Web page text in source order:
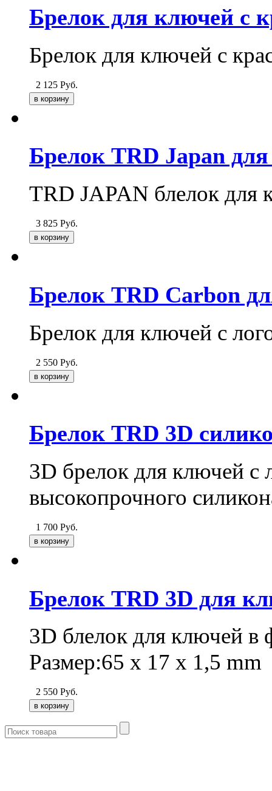
Брелок для ключей с
Брелок для ключей с
2 125 Руб.
Брелок TRD Japan
TRD JAPAN блелок для
3 825 Руб.
Брелок TRD Carbon
Брелок для ключей с
2 550 Руб.
Брелок TRD 3D
3D брелок для ключей с
высокопрочного
1 700 Руб.
Брелок TRD 3D для
3D блелок для ключей
Размер:65 x 17 x 1,5 mm
2 550 Руб.